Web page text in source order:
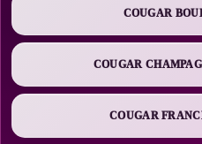
COUGAR
COUGAR
COUGAR